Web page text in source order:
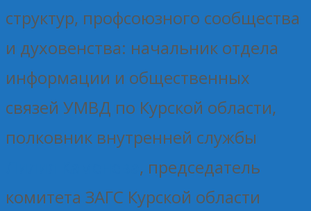
структур, профсоюзного сообщества
и духовенства: начальник отдела
информации и общественных
связей УМВД по Курской области,
полковник внутренней службы
, председатель
комитета ЗАГС Курской области